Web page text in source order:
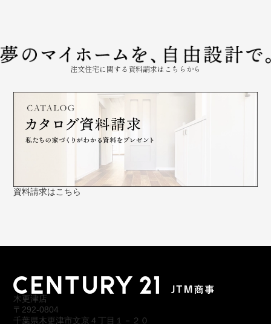
注文住宅に関する資料請求はこちらから
資料請求はこちら
木更津店
〒292-0804
千葉県木更津市文京４丁目１－２０